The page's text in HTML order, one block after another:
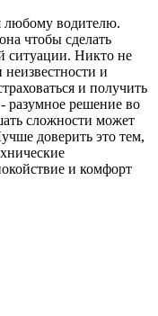
любому водителю.
чтобы сделать
ситуации. Никто не
и
и получить
разумное решение во
сложности может
доверить это тем,
и комфорт